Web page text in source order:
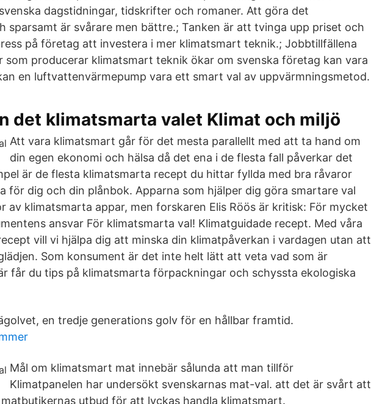
dagstidningar, tidskrifter och romaner. Att göra det
sparsamt är svårare men bättre.; Tanken är att tvinga upp priset och
på företag att investera i mer klimatsmart teknik.; Jobbtillfällena
som producerar klimatsmart teknik ökar om svenska företag kan vara
en luftvattenvärmepump vara ett smart val av uppvärmningsmetod.
det klimatsmarta valet Klimat och miljö
Att vara klimatsmart går för det mesta parallellt med att ta hand om
din egen ekonomi och hälsa då det ena i de flesta fall påverkar det
är de flesta klimatsmarta recept du hittar fyllda med bra råvaror
för dig och din plånbok. Apparna som hjälper dig göra smartare val
av klimatsmarta appar, men forskaren Elis Röös är kritisk: För mycket
ansvar För klimatsmarta val! Klimatguidade recept. Med våra
vill vi hjälpa dig att minska din klimatpåverkan i vardagen utan att
Som konsument är det inte helt lätt att veta vad som är
får du tips på klimatsmarta förpackningar och schyssta ekologiska
en tredje generations golv för en hållbar framtid.
Mål om klimatsmart mat innebär sålunda att man tillför
Klimatpanelen har undersökt svenskarnas mat-val. att det är svårt att
utbud för att lyckas handla klimatsmart.